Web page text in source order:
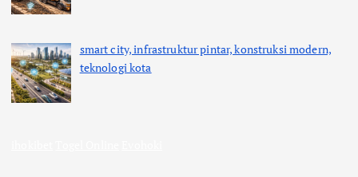
smart city, infrastruktur pintar, konstruksi modern,
teknologi kota